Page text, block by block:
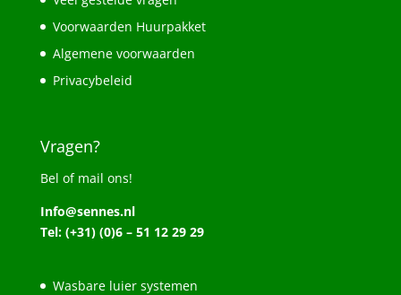
Voorwaarden Huurpakket
Algemene voorwaarden
Privacybeleid
Vragen?
Bel of mail ons!
Info@sennes.nl
Tel: (+31) (0)6 – 51 12 29 29
Wasbare luier systemen